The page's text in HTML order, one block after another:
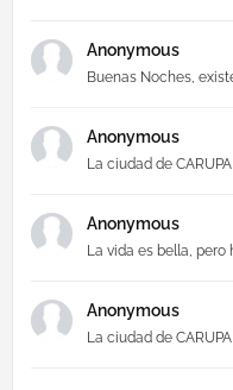
Anonymous
Buenas Noches,
Anonymous
La ciudad de
Anonymous
La vida es bella, pero
Anonymous
La ciudad de